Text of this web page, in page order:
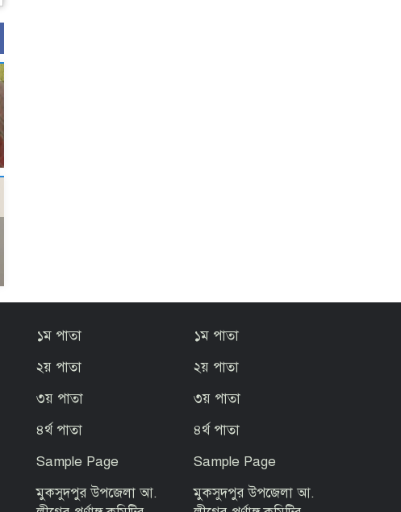
১ম পাতা
২য় পাতা
৩য় পাতা
৪র্থ পাতা
Sample Page
মুকসুদপুর উপজেলা আ.
১ম পাতা
২য় পাতা
৩য় পাতা
৪র্থ পাতা
Sample Page
মুকসুদপুর উপজেলা আ.